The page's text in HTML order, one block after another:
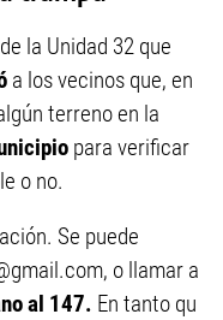
la Unidad 32 que
a los vecinos que, en
terreno en la
para verificar
o no.
Se puede
, o llamar a
al 147. En tanto qu